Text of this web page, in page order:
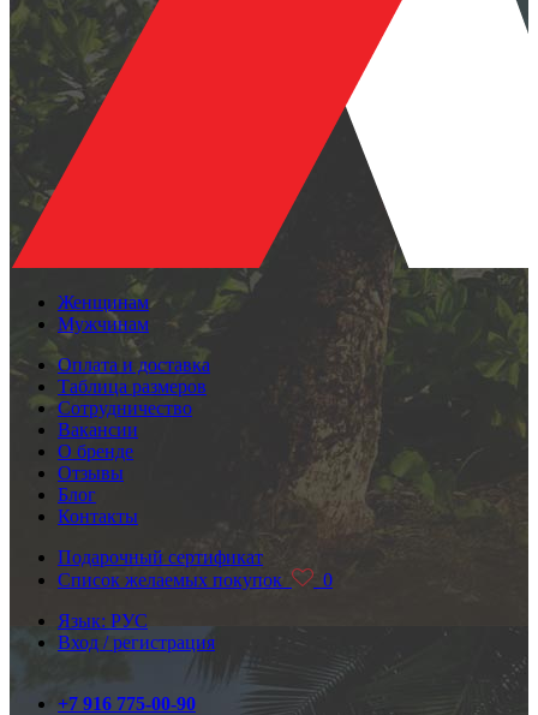
Женщинам
Мужчинам
Оплата и доставка
Таблица размеров
Сотрудничество
Вакансии
О бренде
Отзывы
Блог
Контакты
Подарочный сертификат
Список желаемых покупок
0
Язык: РУС
Вход / регистрация
+7 916 775-00-90